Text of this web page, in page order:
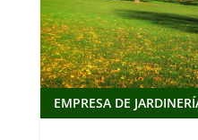
EMPRESA DE